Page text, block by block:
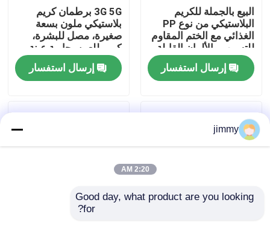
معلومات عنا
جولة في المعمل
رقابة جودة
اتصل بنا
حالات
البيع بالجملة للكريم
البلاستيكي من نوع PP
الغذائي مع الختم المقاوم
للتسرب والألوان القابلة
للتخصيص للكريم
التجميليإرسال استفسار
3G 5G برطمان كريم
بلاستيكي ملون بسعة
صغيرة، مصل للبشرة،
كريم للعين، حاوية عينة
إرسال استفسار
jimmy
2:20 AM
Good day, what product are you looking
for?